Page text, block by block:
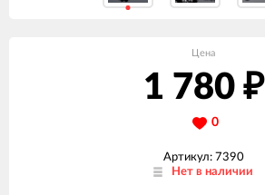
Цена
1 780 ₽
0
Артикул: 7390
Нет в наличии